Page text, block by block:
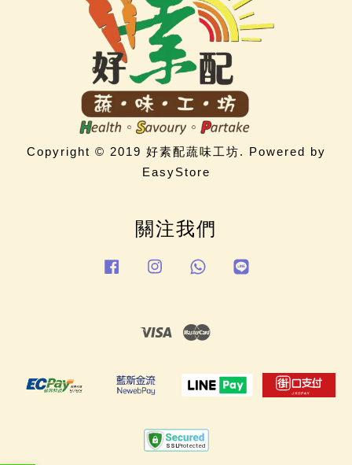
Copyright © 2019 好素配蔬味工坊. Powered by
EasyStore
關注我們
FacebookInstagramWhatsapp
Visa